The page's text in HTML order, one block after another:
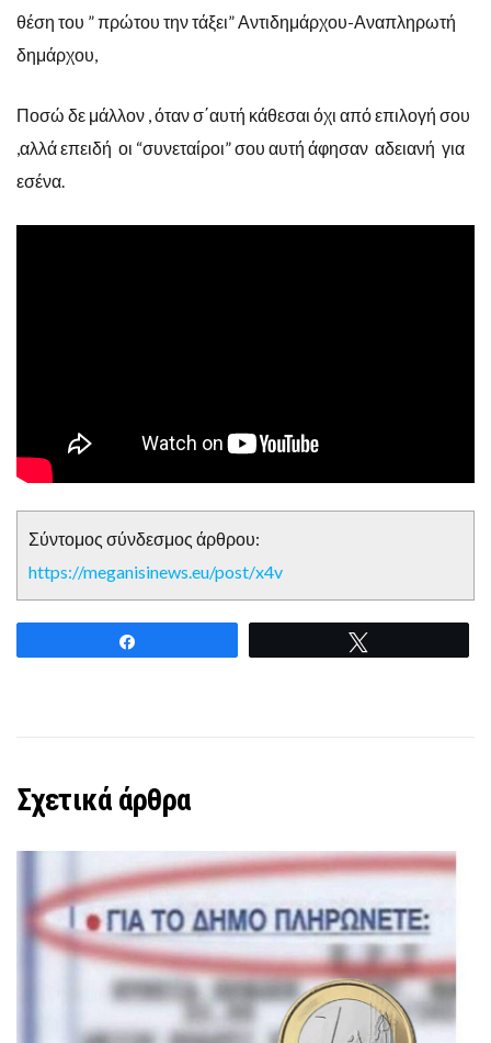
θέση του ” πρώτου την τάξει” Αντιδημάρχου-Αναπληρωτή
δημάρχου,
Ποσώ δε μάλλον , όταν σ΄αυτή κάθεσαι όχι από επιλογή σου
,αλλά επειδή οι “συνεταίροι” σου αυτή άφησαν αδειανή για
εσένα.
Σύντομος σύνδεσμος άρθρου:
https://meganisinews.eu/post/x4v
Σχετικά άρθρα